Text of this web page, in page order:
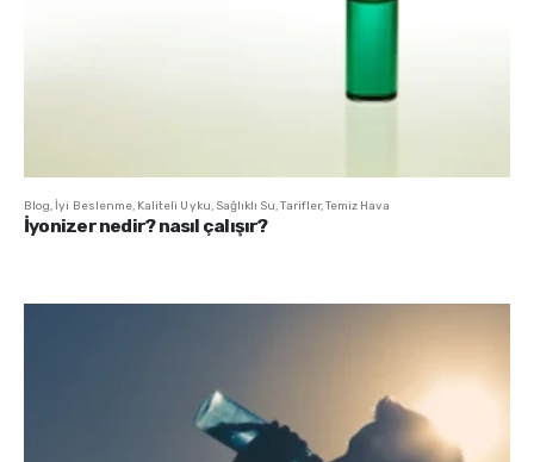
Blog, İyi Beslenme, Kaliteli Uyku, Sağlıklı Su,Tarifler,Temiz Hava
İyonizer nedir? nasıl çalışır?